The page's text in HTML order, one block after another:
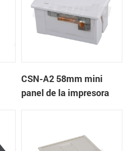
CSN-A2 58mm mini
panel de la impresora